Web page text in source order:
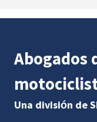
Abogados
Una división de